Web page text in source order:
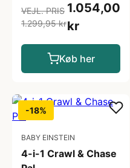
VEJL. PRIS
1.299,95 kr
1.054,00
kr
Køb her
-18%
BABY EINSTEIN
4-i-1 Crawl & Chase